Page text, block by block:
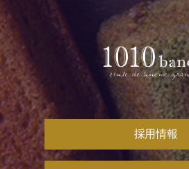
採用情報